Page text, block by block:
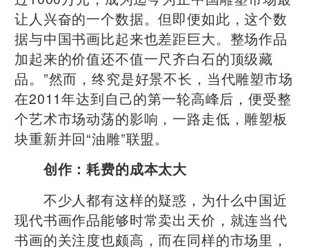
让人兴奋的一个数据。但即便如此，这个数
据与中国书画比起来也差距巨大。整场作品
加起来的价值还不值一尺齐白石的顶级藏
品。”然而，终究是好景不长，当代雕塑市场
在2011年达到自己的第一轮高峰后，便受整
个艺术市场动荡的影响，一路走低，雕塑板
块重新并回“油雕”联盟。
创作：耗费的成本太大
不少人都有这样的疑惑，为什么中国近
现代书画作品能够时常卖出天价，就连当代
书画的关注度也颇高，而在同样的市场里，